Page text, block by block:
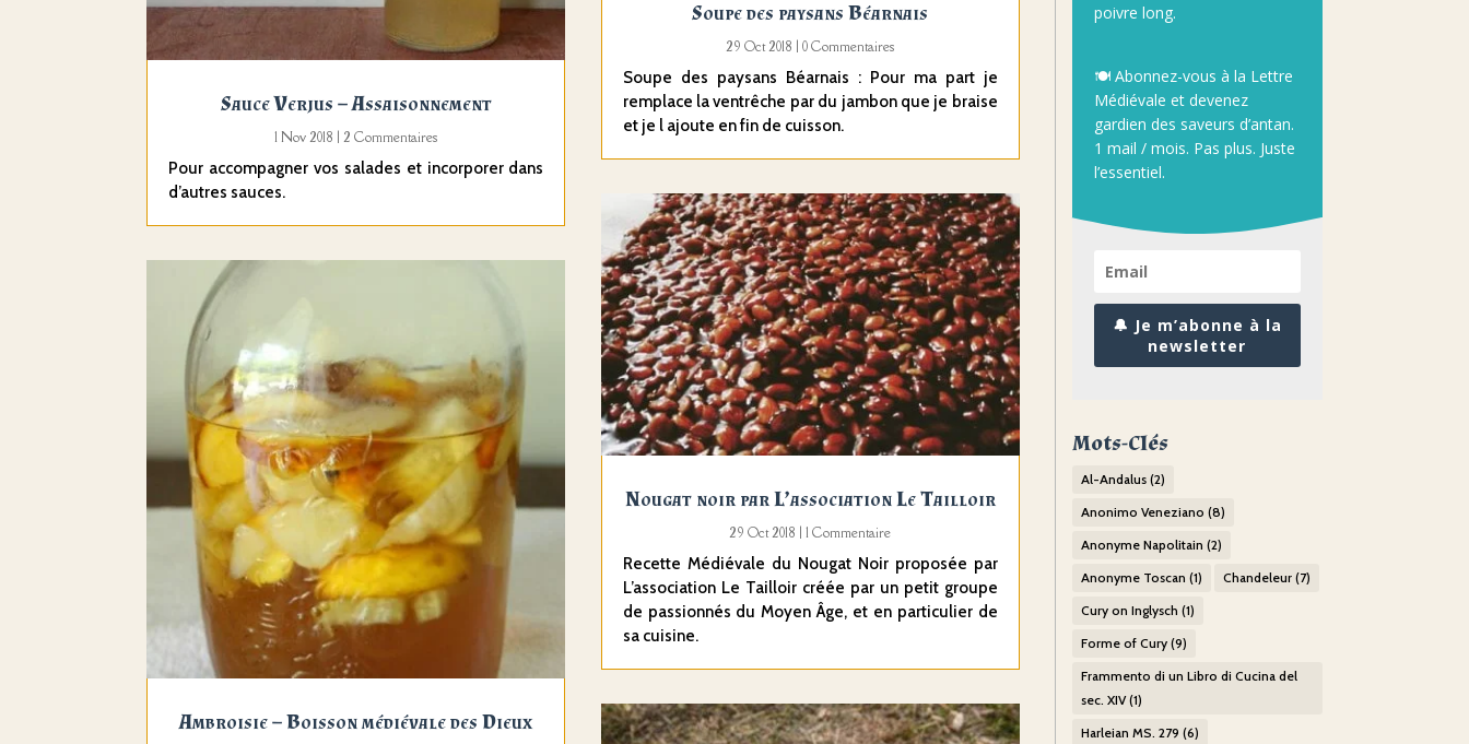
Sauce Verjus – Assaisonnement
1 Nov 2018 | 2 Commentaires
Pour accompagner vos salades et incorporer dans
d’autres sauces.
Ambroisie – Boisson médiévale des Dieux
Soupe des paysans Béarnais
29 Oct 2018 | 0 Commentaires
Soupe des paysans Béarnais : Pour ma part je
remplace la ventrêche par du jambon que je braise
et je l ajoute en fin de cuisson.
Nougat noir par L’association Le Tailloir
29 Oct 2018 | 1 Commentaire
Recette Médiévale du Nougat Noir proposée par
L’association Le Tailloir créée par un petit groupe
de passionnés du Moyen Âge, et en particulier de
sa cuisine.
poivre long.
🍽️ Abonnez-vous à la Lettre
Médiévale et devenez
gardien des saveurs d’antan.
1 mail / mois. Pas plus. Juste
l’essentiel.
🔔 Je m’abonne à la
newsletter
Mots-Clés
Al-Andalus(2)
Anonimo Veneziano (8)
Anonyme Napolitain (2)
Anonyme Toscan (1) Chandeleur(7)
Cury on Inglysch (1)
Forme of Cury(9)
Frammento di un Libro di Cucina del
sec. XIV(1)
Harleian MS. 279 (6)